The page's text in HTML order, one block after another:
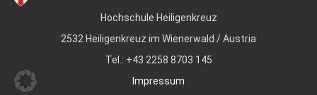
Hochschule Heiligenkreuz
2532 Heiligenkreuz im Wienerwald / Austria
Tel.: +43 2258 8703 145
Impressum